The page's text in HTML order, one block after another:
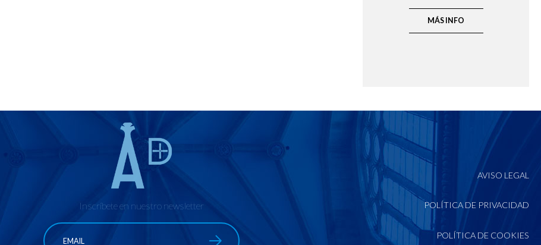
MÁS INFO
Inscríbete en nuestro newsletter
AVISO LEGAL
POLÍTICA DE PRIVACIDAD
POLÍTICA DE COOKIES